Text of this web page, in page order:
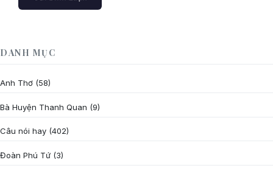
DANH MỤC
Anh Thơ (58)
Bà Huyện Thanh Quan (9)
Câu nói hay (402)
Đoàn Phú Tứ (3)